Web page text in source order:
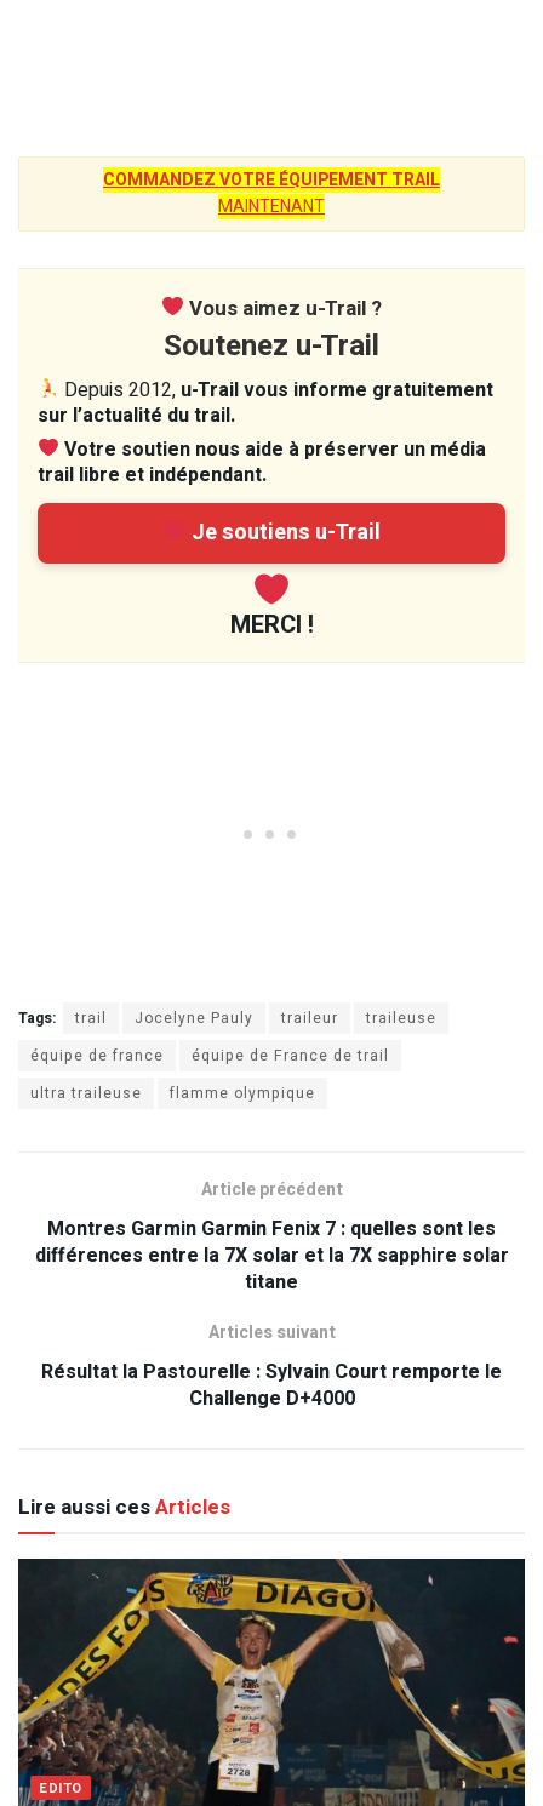
COMMANDEZ VOTRE ÉQUIPEMENT TRAIL
MAINTENANT
Vous aimez u-Trail ?
Soutenez u-Trail
Depuis 2012, u-Trail vous informe gratuitement
sur l’actualité du trail.
Votre soutien nous aide à préserver un média
trail libre et indépendant.
Je soutiens u-Trail
MERCI !
Tags: trail Jocelyne Pauly traileur
traileuse
équipe de france
équipe de France de trail
ultra traileuse
flamme olympique
Article précédent
Montres Garmin Garmin Fenix 7 : quelles sont les
différences entre la 7X solar et la 7X sapphire solar
titane
Articles suivant
Résultat la Pastourelle : Sylvain Court remporte le
Challenge D+4000
Lire aussi cesArticles
EDITO